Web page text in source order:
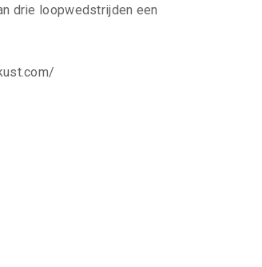
drie loopwedstrijden een